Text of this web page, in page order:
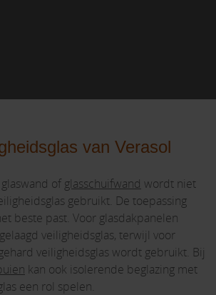
van Verasol
of glasschuifwand wordt niet
gebruikt. De toepassing
beste past. Voor glasdakpanelen
veiligheidsglas, terwijl voor
veiligheidsglas wordt gebruikt. Bij
kan ook isolerende beglazing met
een rol spelen.